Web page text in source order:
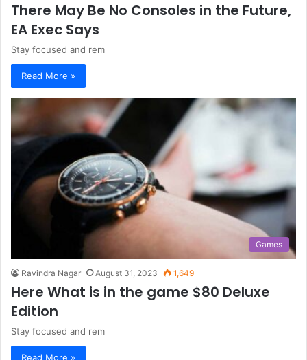
There May Be No Consoles in the Future,
EA Exec Says
Stay focused and rem
Read More »
Games
Ravindra Nagar August 31, 2023 1,649
Here What is in the game $80 Deluxe
Edition
Stay focused and rem
Read More »